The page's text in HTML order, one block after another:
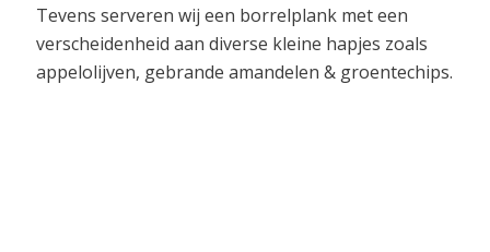
Tevens serveren wij een borrelplank met een
verscheidenheid aan diverse kleine hapjes zoals
appelolijven, gebrande amandelen & groentechips.